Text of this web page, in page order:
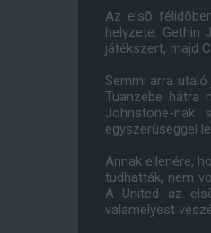
Az elsõ
helyzete. Gethin
játékszert, majd
Semmi arra
Tuanzebe hátra
Johnstone-nak
egyszerûséggel
Annak ellenére,
tudhatták, nem
A United az
valamelyest